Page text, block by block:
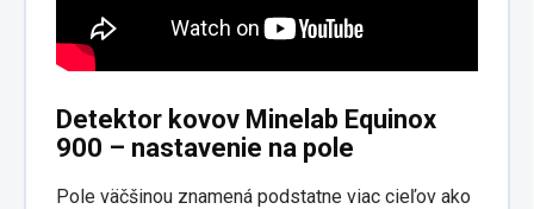
Detektor kovov Minelab Equinox
900 – nastavenie na pole
Pole väčšinou znamená podstatne viac cieľov ako